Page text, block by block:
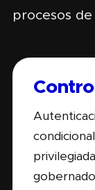
procesos